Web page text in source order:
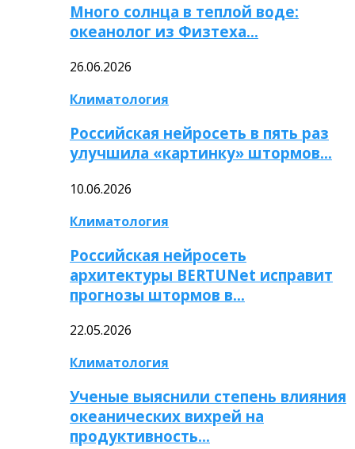
Много солнца в теплой воде:
океанолог из Физтеха…
26.06.2026
Климатология
Российская нейросеть в пять раз
улучшила «картинку» штормов…
10.06.2026
Климатология
Российская нейросеть
архитектуры BERTUNet исправит
прогнозы штормов в…
22.05.2026
Климатология
Ученые выяснили степень влияния
океанических вихрей на
продуктивность…